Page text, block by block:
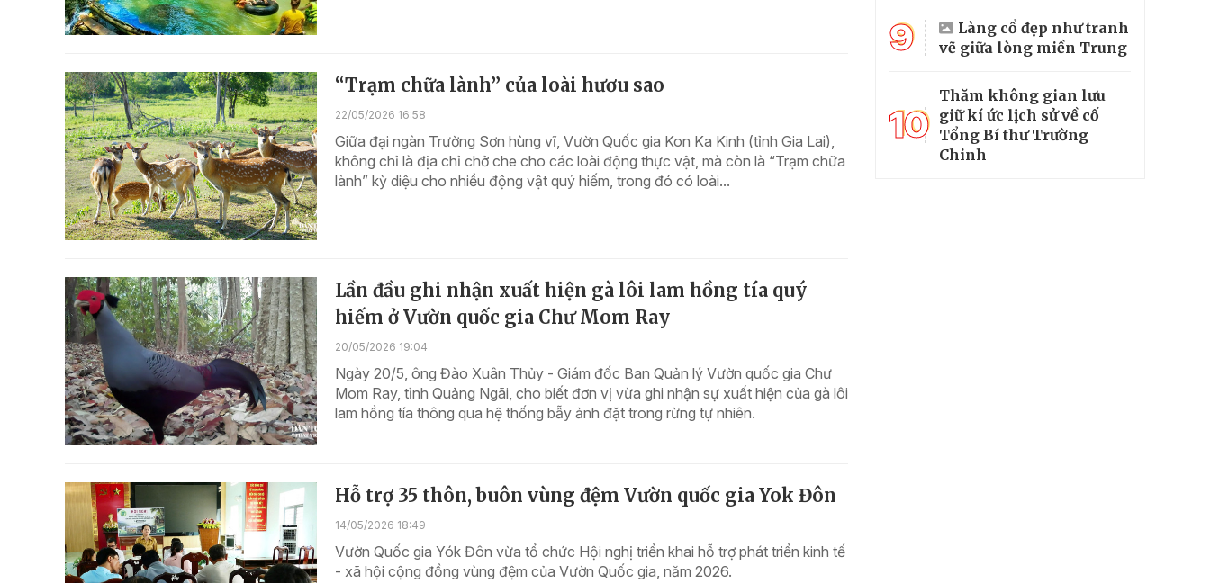
“Trạm chữa lành” của loài hươu sao
22/05/2026 16:58
Giữa đại ngàn Trường Sơn hùng vĩ, Vườn Quốc gia Kon Ka Kinh (tỉnh Gia Lai),
không chỉ là địa chỉ chở che cho các loài động thực vật, mà còn là “Trạm chữa
lành” kỳ diệu cho nhiều động vật quý hiếm, trong đó có loài...
Lần đầu ghi nhận xuất hiện gà lôi lam hồng tía quý
hiếm ở Vườn quốc gia Chư Mom Ray
20/05/2026 19:04
Ngày 20/5, ông Đào Xuân Thủy - Giám đốc Ban Quản lý Vườn quốc gia Chư
Mom Ray, tỉnh Quảng Ngãi, cho biết đơn vị vừa ghi nhận sự xuất hiện của gà lôi
lam hồng tía thông qua hệ thống bẫy ảnh đặt trong rừng tự nhiên.
Hỗ trợ 35 thôn, buôn vùng đệm Vườn quốc gia Yok Đôn
14/05/2026 18:49
Vườn Quốc gia Yók Đôn vừa tổ chức Hội nghị triển khai hỗ trợ phát triển kinh tế
- xã hội cộng đồng vùng đệm của Vườn Quốc gia, năm 2026.
9
Làng cổ đẹp như tranh
vẽ giữa lòng miền Trung
10
Thăm không gian lưu
giữ kí ức lịch sử về cố
Tổng Bí thư Trường
Chinh